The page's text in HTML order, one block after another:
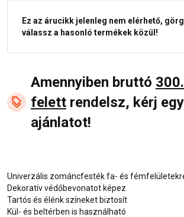
Ez az árucikk jelenleg nem elérhető,
válassz a hasonló termékek közül!
Amennyiben bruttó
felett rendelsz, kérj
ajánlatot!
Univerzális zománcfesték fa- és
Dekoratív védőbevonatot képez
Tartós és élénk színeket biztosít
Kül- és beltérben is használható